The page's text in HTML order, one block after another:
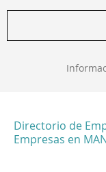
Directorio de
Empresas en